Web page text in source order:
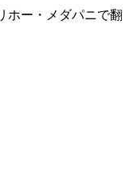
ホー・メダパニで翻